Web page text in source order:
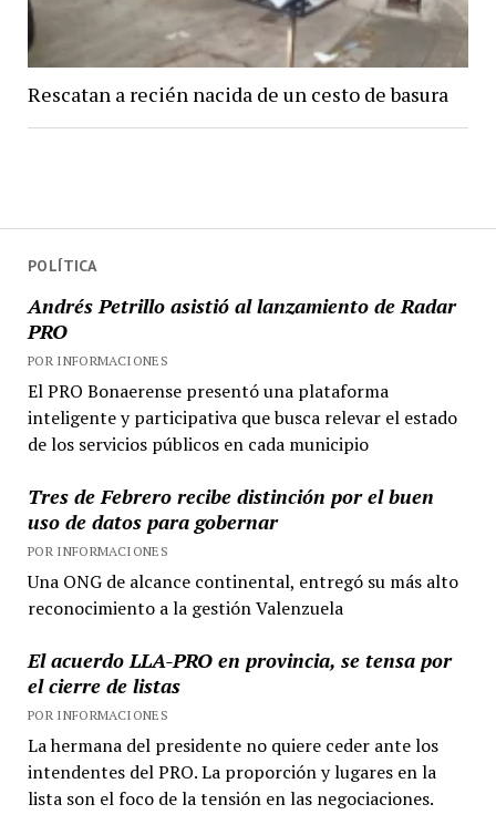
POLÍTICA
Andrés Petrillo asistió al lanzamiento de Radar
PRO
POR INFORMACIONES
El PRO Bonaerense presentó una plataforma
inteligente y participativa que busca relevar el estado
de los servicios públicos en cada municipio
Tres de Febrero recibe distinción por el buen
uso de datos para gobernar
POR INFORMACIONES
Una ONG de alcance continental, entregó su más alto
reconocimiento a la gestión Valenzuela
El acuerdo LLA-PRO en provincia, se tensa por
el cierre de listas
POR INFORMACIONES
La hermana del presidente no quiere ceder ante los
intendentes del PRO. La proporción y lugares en la
lista son el foco de la tensión en las negociaciones.
Rescatan a recién nacida de un cesto de basura